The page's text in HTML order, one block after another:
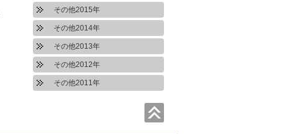
その他2015年
その他2014年
その他2013年
その他2012年
その他2011年